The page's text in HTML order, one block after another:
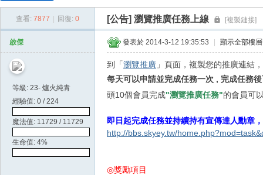
藍
查看: 7877 回復: 0 [公告] 瀏覽推廣任務上線 [複製鏈接]
啟傑
等級: 23- 爐火純青
經驗值: 0 / 224
魔法值: 11729 / 11729
生命值: 4%
發表於 2014-3-12 19:35:53 顯示全部樓層
到「瀏覽推廣 」頁面，複製您的推廣連結
每天可以申請並完成任務一次 , 完成任務
頭10個會員完成"瀏覽推廣任務"的會員可
即日起完成任務並持續持有宣傳達人勳章
http://bbs.skyey.tw/
◎獎勵項目